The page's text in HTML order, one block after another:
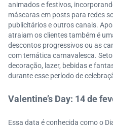
animados e festivos,
máscaras em posts para redes
publicitários e outros canais.
atraiam os clientes também é
descontos progressivos ou as
com temática carnavalesca.
decoração, lazer, bebidas e
durante esse período de
Valentine’s Day: 14 de
Essa data é conhecida como o